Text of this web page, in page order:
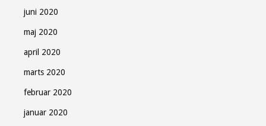
juni 2020
maj 2020
april 2020
marts 2020
februar 2020
januar 2020